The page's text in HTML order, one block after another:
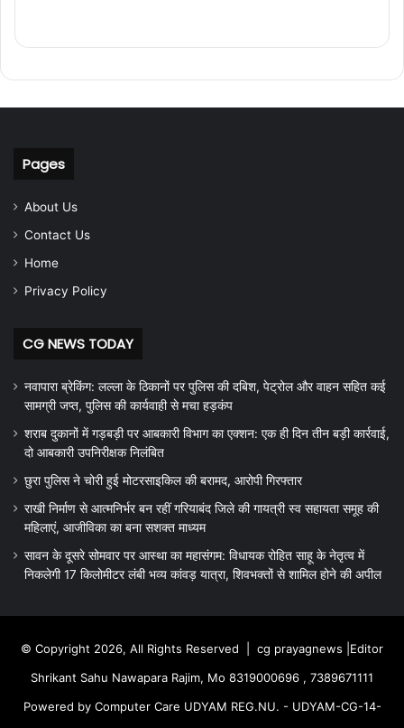
Pages
About Us
Contact Us
Home
Privacy Policy
CG NEWS TODAY
नवापारा ब्रेकिंग: लल्ला के ठिकानों पर पुलिस की दबिश, पेट्रोल और वाहन सहित कई
सामग्री जप्त, पुलिस की कार्यवाही से मचा हड़कंप
शराब दुकानों में गड़बड़ी पर आबकारी विभाग का एक्शन: एक ही दिन तीन बड़ी कार्रवाई,
दो आबकारी उपनिरीक्षक निलंबित
छुरा पुलिस ने चोरी हुई मोटरसाइकिल की बरामद, आरोपी गिरफ्तार
राखी निर्माण से आत्मनिर्भर बन रहीं गरियाबंद जिले की गायत्री स्व सहायता समूह की
महिलाएं, आजीविका का बना सशक्त माध्यम
सावन के दूसरे सोमवार पर आस्था का महासंगम: विधायक रोहित साहू के नेतृत्व में
निकलेगी 17 किलोमीटर लंबी भव्य कांवड़ यात्रा, शिवभक्तों से शामिल होने की अपील
© Copyright 2026, All Rights Reserved | cg prayagnews |Editor
Shrikant Sahu Nawapara Rajim, Mo 8319000696 , 7389671111
Powered by Computer Care UDYAM REG.NU. - UDYAM-CG-14-